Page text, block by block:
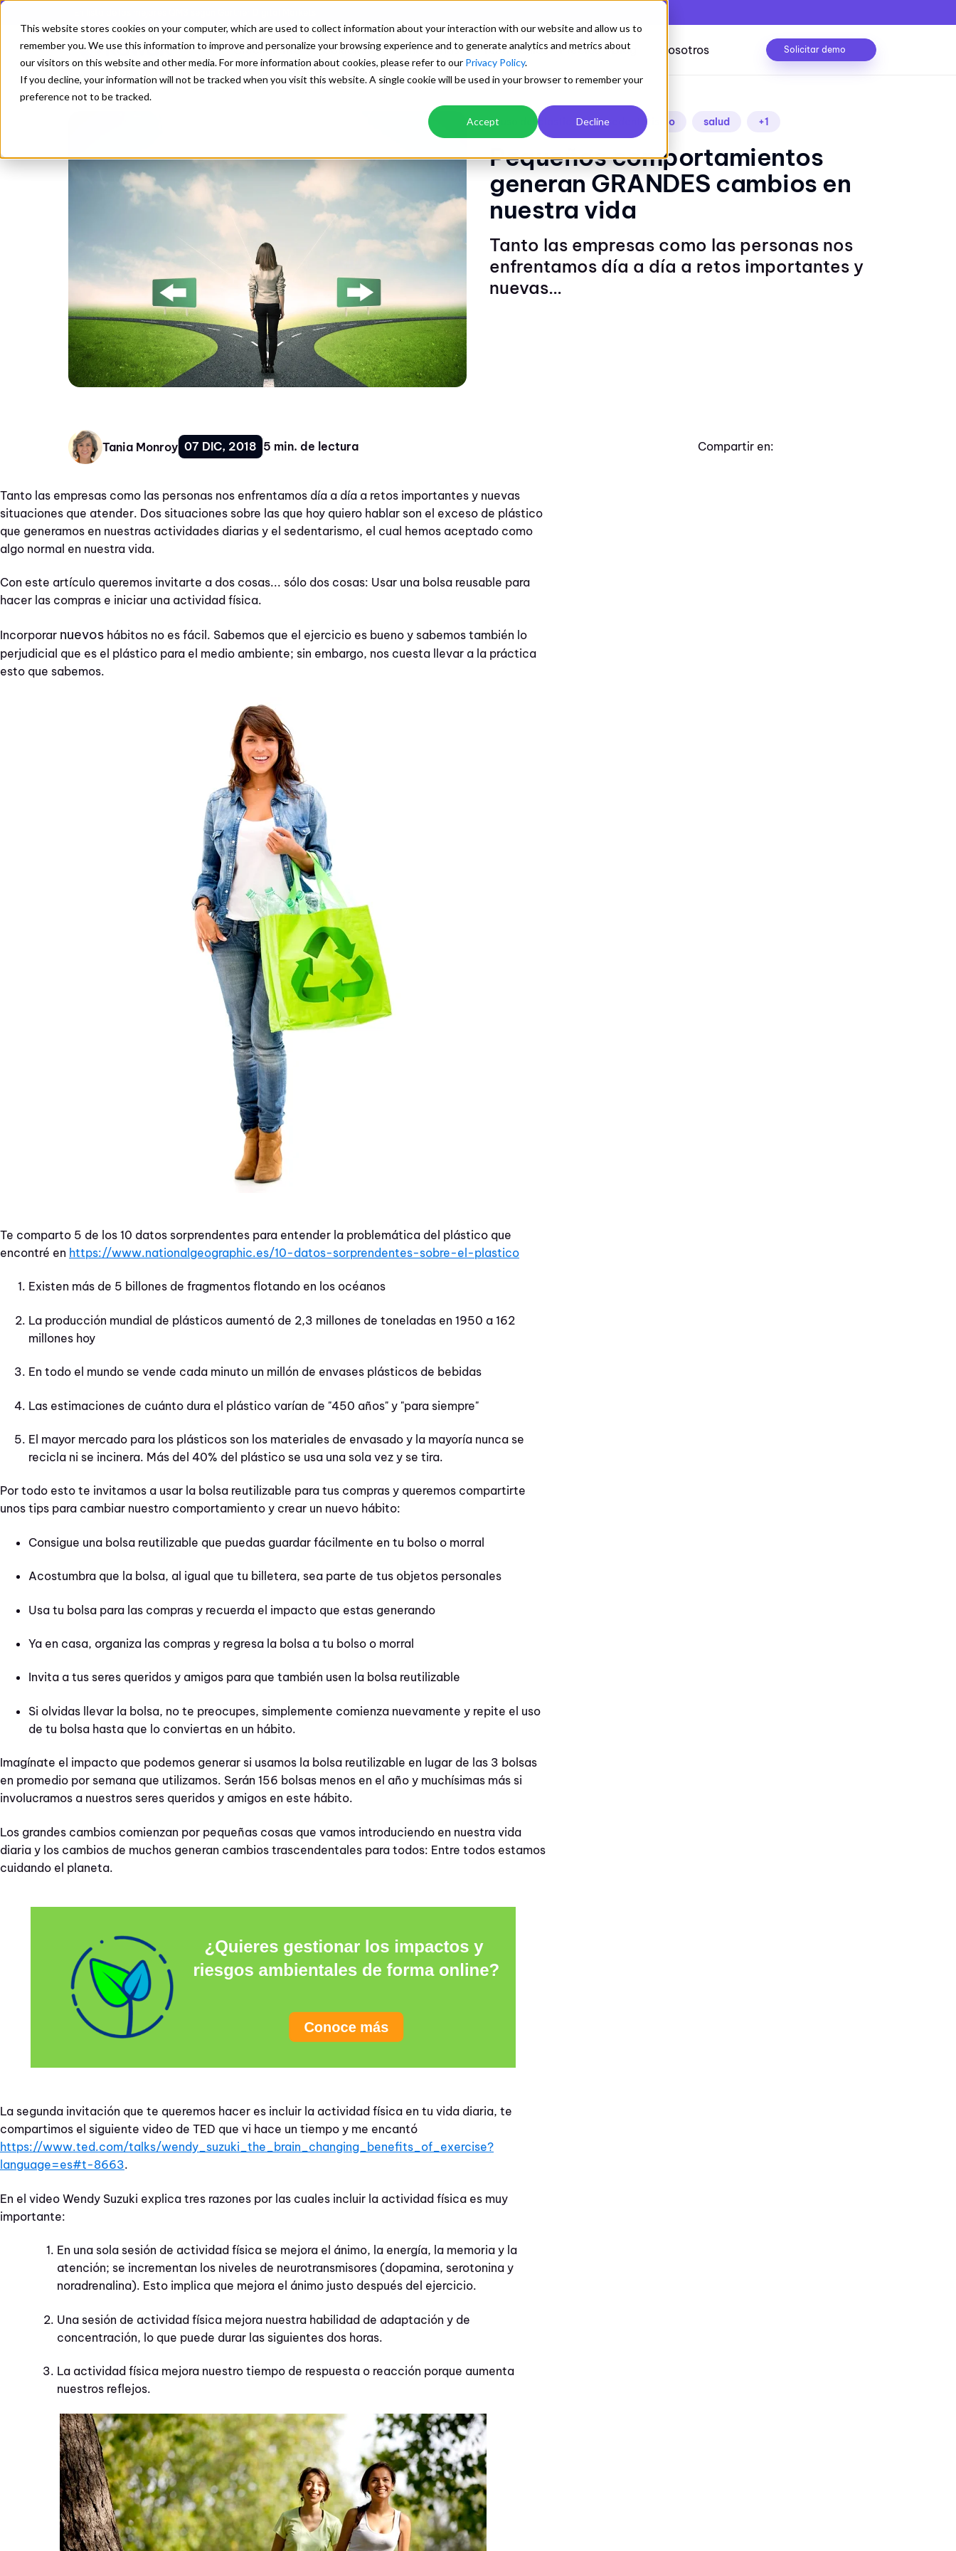
This website stores cookies on your computer, which are used to collect information about your interaction with our website and allow us to
remember you. We use this information to improve and personalize your browsing experience and to generate analytics and metrics about
our visitors on this website and other media. For more information about cookies, please refer to our Privacy Policy.
If you decline, your information will not be tracked when you visit this website. A single cookie will be used in your browser to remember your
preference not to be tracked.
Accept Decline
Crecimiento
Transforma tu gestión
Soluciones
Orden documental centralizado y controlado
para todos
Control automático de versiones
Cuantificación de visualizaciones
Trazabilidad y control de cambios
Industrias
transporte
Ver detalle
Caso de éxito
Conocerlo
Testimonios Precios Blog
Blog con artículos de interés
Una biblioteca preparada para aprender sobre
los sistemas de gestión empresarial
Nosotros Solicitar demo
Mejorando los Sistemas de Gestion ISO/uso del plastico
uso del plastico sedentarismo salud +1
Pequeños comportamientos
generan GRANDES cambios en
nuestra vida
Tanto las empresas como las personas nos
enfrentamos día a día a retos importantes y
nuevas...
Tania Monroy 07 DIC, 2018 5 min. de lectura Compartir en:
Tanto las empresas como las personas nos enfrentamos día a día a retos importantes y nuevas
situaciones que atender. Dos situaciones sobre las que hoy quiero hablar son el exceso de plástico
que generamos en nuestras actividades diarias y el sedentarismo, el cual hemos aceptado como
algo normal en nuestra vida.
Con este artículo queremos invitarte a dos cosas... sólo dos cosas: Usar una bolsa reusable para
hacer las compras e iniciar una actividad física.
Incorporar nuevos hábitos no es fácil. Sabemos que el ejercicio es bueno y sabemos también lo
perjudicial que es el plástico para el medio ambiente; sin embargo, nos cuesta llevar a la práctica
esto que sabemos.
Te comparto 5 de los 10 datos sorprendentes para entender la problemática del plástico que
encontré en https://www.nationalgeographic.es/10-datos-sorprendentes-sobre-el-plastico
Existen más de 5 billones de fragmentos flotando en los océanos
La producción mundial de plásticos aumentó de 2,3 millones de toneladas en 1950 a 162
millones hoy
En todo el mundo se vende cada minuto un millón de envases plásticos de bebidas
Las estimaciones de cuánto dura el plástico varían de "450 años" y "para siempre"
El mayor mercado para los plásticos son los materiales de envasado y la mayoría nunca se
recicla ni se incinera. Más del 40% del plástico se usa una sola vez y se tira.
Por todo esto te invitamos a usar la bolsa reutilizable para tus compras y queremos compartirte
unos tips para cambiar nuestro comportamiento y crear un nuevo hábito:
Consigue una bolsa reutilizable que puedas guardar fácilmente en tu bolso o morral
Acostumbra que la bolsa, al igual que tu billetera, sea parte de tus objetos personales
Usa tu bolsa para las compras y recuerda el impacto que estas generando
Ya en casa, organiza las compras y regresa la bolsa a tu bolso o morral
Invita a tus seres queridos y amigos para que también usen la bolsa reutilizable
Si olvidas llevar la bolsa, no te preocupes, simplemente comienza nuevamente y repite el uso
de tu bolsa hasta que lo conviertas en un hábito.
Imagínate el impacto que podemos generar si usamos la bolsa reutilizable en lugar de las 3 bolsas
en promedio por semana que utilizamos. Serán 156 bolsas menos en el año y muchísimas más si
involucramos a nuestros seres queridos y amigos en este hábito.
Los grandes cambios comienzan por pequeñas cosas que vamos introduciendo en nuestra vida
diaria y los cambios de muchos generan cambios trascendentales para todos: Entre todos estamos
cuidando el planeta.
La segunda invitación que te queremos hacer es incluir la actividad física en tu vida diaria, te
compartimos el siguiente video de TED que vi hace un tiempo y me encantó
https://www.ted.com/talks/wendy_suzuki_the_brain_changing_benefits_of_exercise?
language=es#t-8663.
En el video Wendy Suzuki explica tres razones por las cuales incluir la actividad física es muy
importante:
En una sola sesión de actividad física se mejora el ánimo, la energía, la memoria y la
atención; se incrementan los niveles de neurotransmisores (dopamina, serotonina y
noradrenalina). Esto implica que mejora el ánimo justo después del ejercicio.
Una sesión de actividad física mejora nuestra habilidad de adaptación y de
concentración, lo que puede durar las siguientes dos horas.
La actividad física mejora nuestro tiempo de respuesta o reacción porque aumenta
nuestros reflejos.